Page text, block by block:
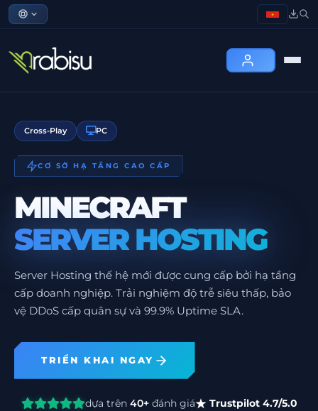
Cross-Play PC
CƠ SỞ HẠ TẦNG CAO CẤP
MINECRAFT
SERVER HOSTING
Server Hosting thế hệ mới được cung cấp bởi hạ tầng
cấp doanh nghiệp. Trải nghiệm độ trễ siêu thấp, bảo
vệ DDoS cấp quân sự và 99.9% Uptime SLA.
TRIỂN KHAI NGAY
dựa trên 40+đánh giá Trustpilot 4.7/5.0